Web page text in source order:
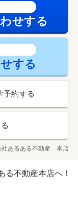
せする
する
予約する
社あるある不動産 本店
る不動産本店へ！